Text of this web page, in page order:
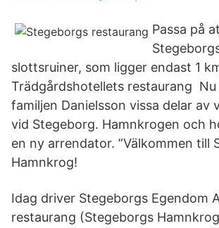
Passa på
slottsruiner, som ligger endast 1
Trädgårdshotellets restaurang Nu
familjen Danielsson vissa delar av
vid Stegeborg. Hamnkrogen och
en ny arrendator. ”Välkommen till
Hamnkrog!
Idag driver Stegeborgs Egendom
restaurang (Stegeborgs